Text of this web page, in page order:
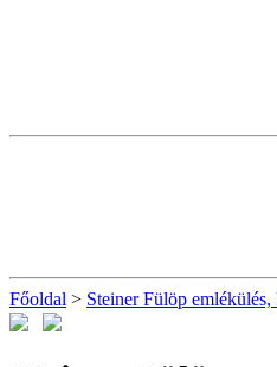
Főoldal > Steiner Fülöp